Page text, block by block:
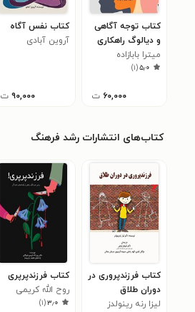
کتاب توجه آگاهی
و دیالوگ راهکاری
برای زندگی مطلوب
میترا بابازاده
۵٫۰(۱)
۶۰,۰۰۰ ت
کتاب نفس آگاه
آروین آبادی
۹۰,۰۰۰ ت
کتاب‌های انتشارات رشد فرهنگ
کتاب فرزندپروری در
دوران طلاق
لیزا رنه رینولدز
کتاب فرزندپرپری
روح الله کریمی
خویگانی
۳٫۰(۱)